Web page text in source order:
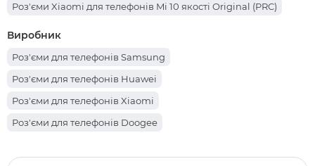
Роз'єми Xiaomi для телефонів Mi 10 якості Original (PRC)
Виробник
Роз'єми для телефонів Samsung
Роз'єми для телефонів Huawei
Роз'єми для телефонів Xiaomi
Роз'єми для телефонів Doogee